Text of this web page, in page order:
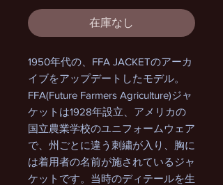
在庫なし
1950年代の、FFA JACKETのアーカ
イブをアップデートしたモデル。
FFA(Future Farmers Agriculture)ジャ
ケットは1928年設立、アメリカの
国立農業学校のユニフォームウェア
で、州ごとに違う刺繍が入り、胸に
は着用者の名前が施されているジャ
ケットです。当時のディテールを生